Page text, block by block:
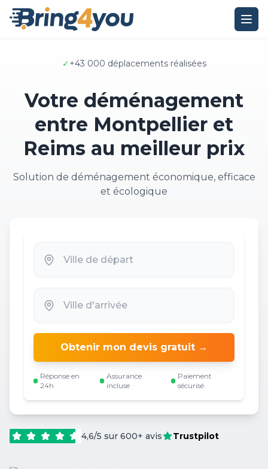
✓+43 000 déplacements réalisées
Votre déménagement
entre Montpellier et
Reims au meilleur prix
Solution de déménagement économique, efficace
et écologique
Obtenir mon devis gratuit →
Réponse en
24h
Assurance
incluse
Paiement
sécurisé
4,6/5 sur 600+ avis Trustpilot